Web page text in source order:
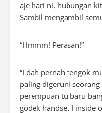
aje hari ni, hubungan
Sambil mengambil
“Hmmm! Perasan!”
“I dah pernah tengok
paling digeruni
perempuan tu baru
godek handset I inside